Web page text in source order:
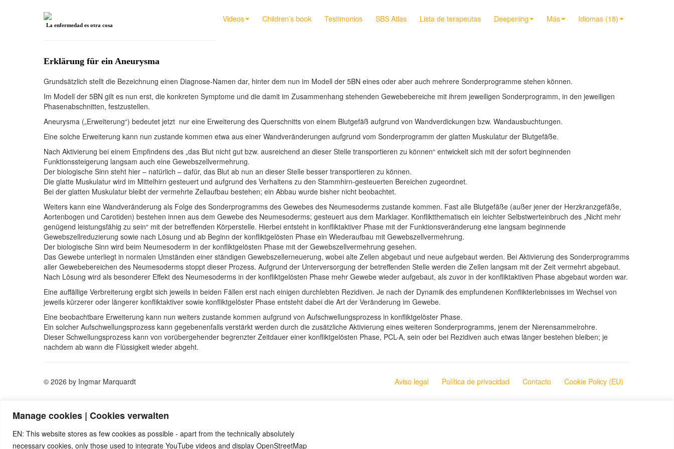
Manage cookies | Cookies verwalten
EN: This website stores as few cookies as possible - apart from the technically absolutely
necessary cookies, only those used to integrate YouTube videos and display OpenStreetMap
Videos Children’s book Testimonios SBS Atlas Lista de terapeutas Deepening Más Idiomas (18)
La enfermedad es otra cosa
Erklärung für ein Aneurysma
Grundsätzlich stellt die Bezeichnung einen Diagnose-Namen dar, hinter dem nun im Modell der 5BN eines oder aber auch mehrere Sonderprogramme stehen können.
Im Modell der 5BN gilt es nun erst, die konkreten Symptome und die damit im Zusammenhang stehenden Gewebebereiche mit ihrem jeweiligen Sonderprogramm, in den jeweiligen
Phasenabschnitten, festzustellen.
Aneurysma („Erweiterung“) bedeutet jetzt nur eine Erweiterung des Querschnitts von einem Blutgefäß aufgrund von Wandverdickungen bzw. Wandausbuchtungen.
Eine solche Erweiterung kann nun zustande kommen etwa aus einer Wandveränderungen aufgrund vom Sonderprogramm der glatten Muskulatur der Blutgefäße.
Nach Aktivierung bei einem Empfindens des „das Blut nicht gut bzw. ausreichend an dieser Stelle transportieren zu können“ entwickelt sich mit der sofort beginnenden
Funktionssteigerung langsam auch eine Gewebszellvermehrung.
Der biologische Sinn steht hier – natürlich – dafür, das Blut ab nun an dieser Stelle besser transportieren zu können.
Die glatte Muskulatur wird im Mittelhirn gesteuert und aufgrund des Verhaltens zu den Stammhirn-gesteuerten Bereichen zugeordnet.
Bei der glatten Muskulatur bleibt der vermehrte Zellaufbau bestehen; ein Abbau wurde bisher nicht beobachtet.
Weiters kann eine Wandveränderung als Folge des Sonderprogramms des Gewebes des Neumesoderms zustande kommen. Fast alle Blutgefäße (außer jener der Herzkranzgefäße,
Aortenbogen und Carotiden) bestehen innen aus dem Gewebe des Neumesoderms; gesteuert aus dem Marklager. Konfliktthematisch ein leichter Selbstwerteinbruch des „Nicht mehr
genügend leistungsfähig zu sein“ mit der betreffenden Körperstelle. Hierbei entsteht in konfliktaktiver Phase mit der Funktionsveränderung eine langsam beginnende
Gewebszellreduzierung sowie nach Lösung und ab Beginn der konfliktgelösten Phase ein Wiederaufbau mit Gewebszellvermehrung.
Der biologische Sinn wird beim Neumesoderm in der konfliktgelösten Phase mit der Gewebszellvermehrung gesehen.
Das Gewebe unterliegt in normalen Umständen einer ständigen Gewebszellerneuerung, wobei alte Zellen abgebaut und neue aufgebaut werden. Bei Aktivierung des Sonderprogramms
aller Gewebebereichen des Neumesoderms stoppt dieser Prozess. Aufgrund der Unterversorgung der betreffenden Stelle werden die Zellen langsam mit der Zeit vermehrt abgebaut.
Nach Lösung wird als besonderer Effekt des Neumesoderms in der konfliktgelösten Phase mehr Gewebe wieder aufgebaut, als zuvor in der konfliktaktiven Phase abgebaut worden war.
Eine auffällige Verbreiterung ergibt sich jeweils in beiden Fällen erst nach einigen durchlebten Rezidiven. Je nach der Dynamik des empfundenen Konflikterlebnisses im Wechsel von
jeweils kürzerer oder längerer konfliktaktiver sowie konfliktgelöster Phase entsteht dabei die Art der Veränderung im Gewebe.
Eine beobachtbare Erweiterung kann nun weiters zustande kommen aufgrund von Aufschwellungsprozess in konfliktgelöster Phase.
Ein solcher Aufschwellungsprozess kann gegebenenfalls verstärkt werden durch die zusätzliche Aktivierung eines weiteren Sonderprogramms, jenem der Nierensammelrohre.
Dieser Schwellungsprozess kann von vorübergehender begrenzter Zeitdauer einer konfliktgelösten Phase, PCL-A, sein oder bei Rezidiven auch etwas länger bestehen bleiben; je
nachdem ab wann die Flüssigkeit wieder abgeht.
© 2026 by Ingmar Marquardt Aviso legal Política de privacidad Contacto Cookie Policy (EU)